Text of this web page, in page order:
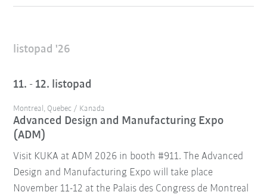
listopad '26
11. - 12. listopad
Montreal, Quebec / Kanada
Advanced Design and Manufacturing Expo
(ADM)
Visit KUKA at ADM 2026 in booth #911. The Advanced
Design and Manufacturing Expo will take place
November 11-12 at the Palais des Congress de Montreal